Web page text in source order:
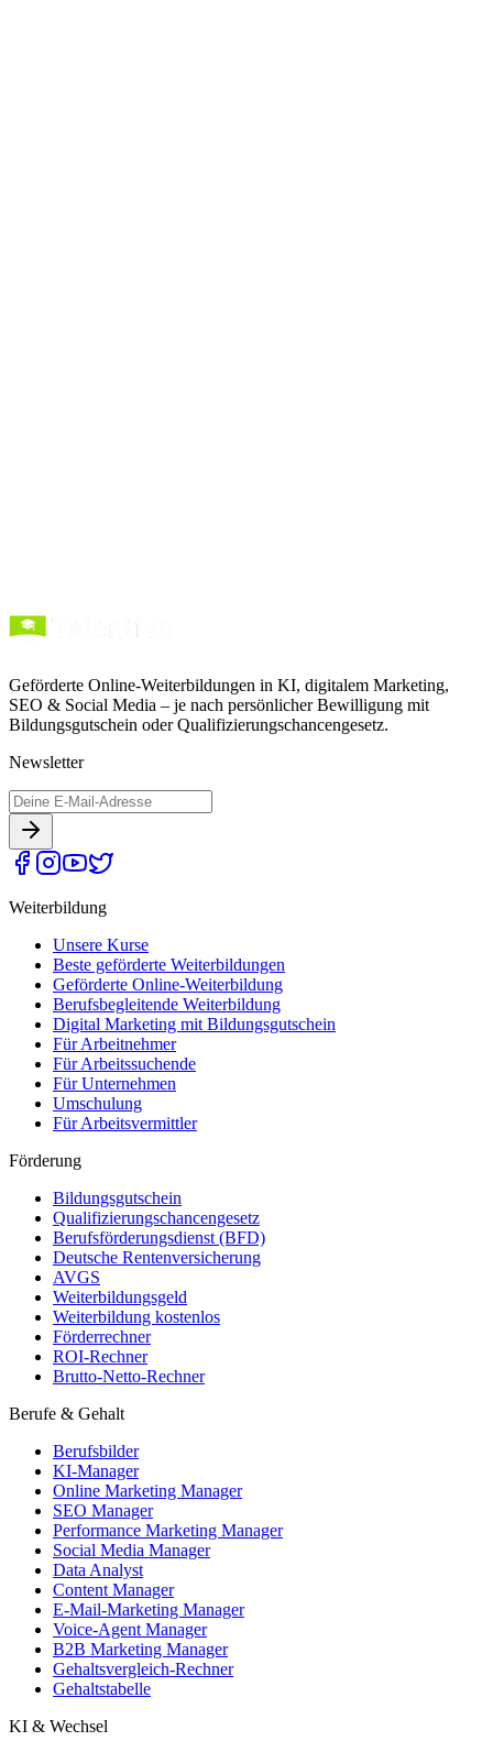
Geförderte Online-Weiterbildungen in KI, digitalem Marketing,
SEO & Social Media – je nach persönlicher Bewilligung mit
Bildungsgutschein oder Qualifizierungschancengesetz.
Newsletter
Weiterbildung
Unsere Kurse
Beste geförderte Weiterbildungen
Geförderte Online-Weiterbildung
Berufsbegleitende Weiterbildung
Digital Marketing mit Bildungsgutschein
Für Arbeitnehmer
Für Arbeitssuchende
Für Unternehmen
Umschulung
Für Arbeitsvermittler
Förderung
Bildungsgutschein
Qualifizierungschancengesetz
Berufsförderungsdienst (BFD)
Deutsche Rentenversicherung
AVGS
Weiterbildungsgeld
Weiterbildung kostenlos
Förderrechner
ROI-Rechner
Brutto-Netto-Rechner
Berufe & Gehalt
Berufsbilder
KI-Manager
Online Marketing Manager
SEO Manager
Performance Marketing Manager
Social Media Manager
Data Analyst
Content Manager
E-Mail-Marketing Manager
Voice-Agent Manager
B2B Marketing Manager
Gehaltsvergleich-Rechner
Gehaltstabelle
KI & Wechsel